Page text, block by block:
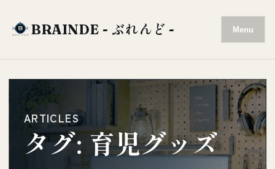
BRAINDE - ぶれんど - Menu
ARTICLES
タグ:育児グッズ